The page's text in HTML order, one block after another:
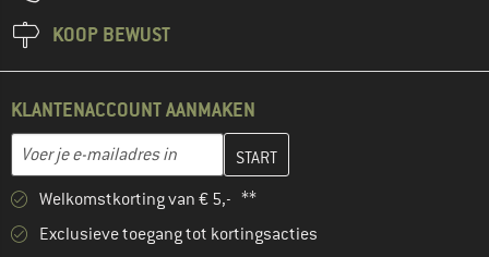
KOOP BEWUST
KLANTENACCOUNT AANMAKEN
E-mailadres
Vul je e-mailadres hier in en maak in de volgende stap je
Welkomstkorting van € 5,- **
Exclusieve toegang tot kortingsacties